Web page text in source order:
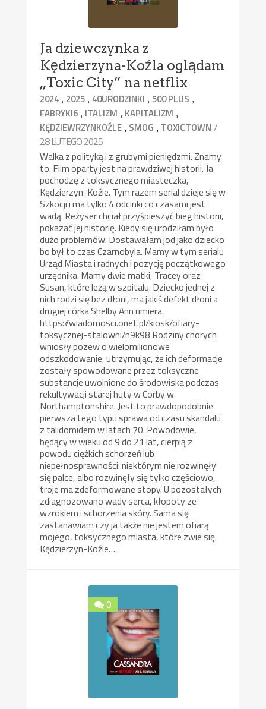
Ja dziewczynka z
Kędzierzyna-Koźla oglądam
„Toxic City” na netflix
2024 , 2025 , 40URODZINKI ,500 PLUS ,
FABRYKI6 , ITALIZM , KAPITALIZM ,
KĘDZIEWRZYNKOŹLE , SMOG , TOXICTOWN /
28 LUTEGO 2025
Walka z polityką i z grubymi pieniędzmi. Znamy
to. Film oparty jest na prawdziwej historii. Ja
pochodzę z toksycznego miasteczka,
Kędzierzyn-Koźle. Tym razem serial dzieje się w
Szkocji i ma tylko 4 odcinki co czasami jest
wadą. Reżyser chciał przyśpieszyć bieg historii,
pokazać jej historię. Kiedy się urodziłam było
dużo problemów. Dostawałam jod jako dziecko
bo był to czas Czarnobyla. Mamy w tym serialu
Urząd Miasta i radnych i pozycję początkowego
urzędnika. Mamy dwie matki, Tracey oraz
Susan, które leżą w szpitalu. Dziecko jednej z
nich rodzi się bez dłoni, ma jakiś defekt dłoni a
drugiej córka Shelby Ann umiera.
https://wiadomosci.onet.pl/kiosk/ofiary-
toksycznej-stalowni/n9k98 Rodziny chorych
wniosły pozew o wielomilionowe
odszkodowanie, utrzymując, że ich deformacje
zostały spowodowane przez toksyczne
substancje uwolnione do środowiska podczas
rekultywacji starej huty w Corby w
Northamptonshire. Jest to prawdopodobnie
pierwsza tego typu sprawa od czasu skandalu
z talidomidem w latach 70. Powodowie,
będący w wieku od 9 do 21 lat, cierpią z
powodu ciężkich schorzeń lub
niepełnosprawności: niektórym nie rozwinęły
się palce, albo rozwinęły się tylko częściowo,
troje ma zdeformowane stopy. U pozostałych
zdiagnozowano wady serca, kłopoty ze
wzrokiem i schorzenia skóry. Sama się
zastanawiam czy ja także nie jestem ofiarą
mojego, toksycznego miasta, które zwie się
Kędzierzyn-Koźle….
0